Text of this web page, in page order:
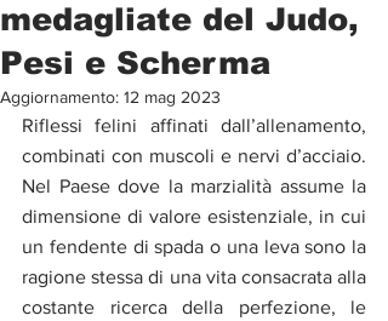
medagliate del Judo,
Pesi e Scherma
Aggiornamento: 12 mag 2023
Riflessi felini affinati dall’allenamento,
combinati con muscoli e nervi d’acciaio.
Nel Paese dove la marzialità assume la
dimensione di valore esistenziale, in cui
un fendente di spada o una leva sono la
ragione stessa di una vita consacrata alla
costante ricerca della perfezione, le